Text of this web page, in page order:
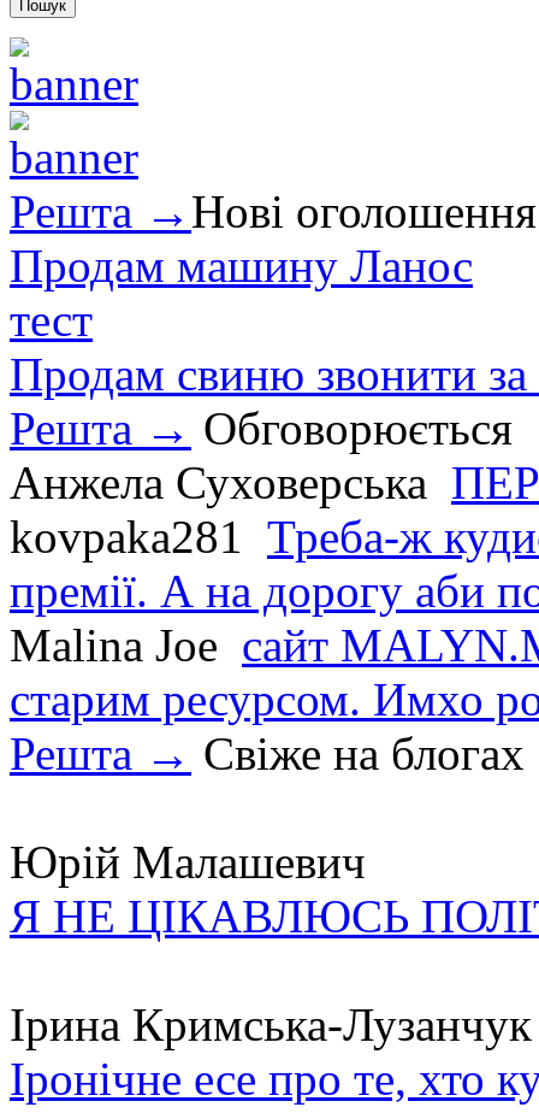
Решта → Нові оголошення
Продам машину Ланос
тест
Продам свиню звонити
Решта → Обговорюється
Анжела Суховерська
kovpaka281 Треба-ж
премії. А на дорогу аби
Malina Joe сайт
старим ресурсом. Имхо
Решта → Свіже на блогах
Юрій Малашевич
Я НЕ ЦІКАВЛЮСЬ
Ірина Кримська-Лузанчук
Іронічне есе про те, хто